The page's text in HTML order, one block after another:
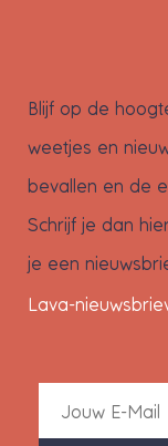
Blijf op de
weetjes en
bevallen en de
Schrijf je dan
je een
Lava-